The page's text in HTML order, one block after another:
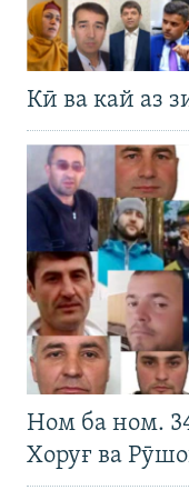
Кӣ ва кай аз
Ном ба ном.
Хоруғ ва